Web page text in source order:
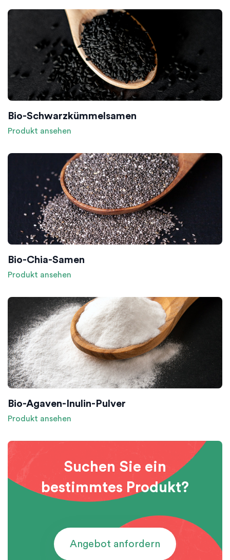
Bio-Schwarzkümmelsamen
Produkt ansehen
Bio-Chia-Samen
Produkt ansehen
Bio-Agaven-Inulin-Pulver
Produkt ansehen
Suchen Sie ein
bestimmtes Produkt?
Angebot anfordern